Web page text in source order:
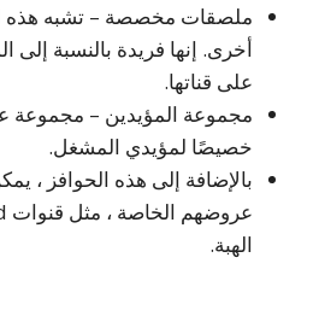
ملصقات مخصصة – تشبه هذه
أخرى. إنها فريدة بالنسبة
على قناتها.
مجموعة المؤيدين – مجموعة
خصيصًا لمؤيدي المشغل.
بالإضافة إلى هذه الحوافز ،
الهبة.